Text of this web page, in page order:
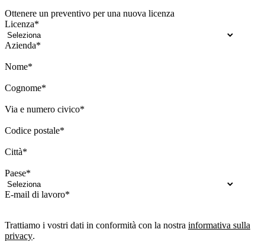
Ottenere un preventivo per una nuova licenza
Licenza*
Azienda*
Nome*
Cognome*
Via e numero civico*
Codice postale*
Città*
Paese*
E-mail di lavoro*
Trattiamo i vostri dati in conformità con la nostra informativa sulla
privacy.